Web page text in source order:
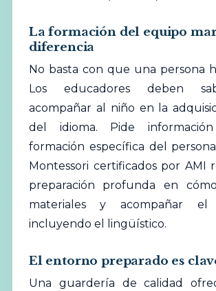
La formación del equipo
diferencia
No basta con que una persona
Los educadores deben
acompañar al niño en la
del idioma. Pide
formación específica del
Montessori certificados por AMI
preparación profunda en
materiales y acompañar el
incluyendo el lingüístico.
El entorno preparado es
Una guardería de calidad